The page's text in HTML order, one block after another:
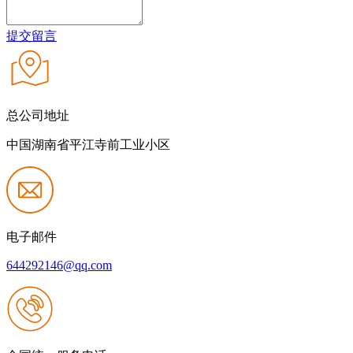
提交留言
总公司地址
中国湖南省平江寺前工业小区
电子邮件
644292146@qq.com